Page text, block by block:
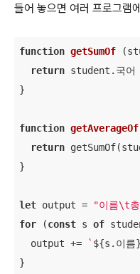
들어 놓으면 여러 프로그램
function getSumOf (
return student.국
}
function getAverageOf
return
}
let output = "이름\t
for (const s of
  output +=
` ${s.이름}
}